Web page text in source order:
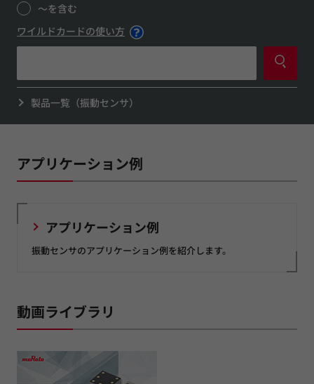
～を含む
ワイルドカードの使い方
製品一覧（振動センサ）
アプリケーション例
アプリケーション例
振動センサのアプリケーション例を紹介します。
動画ライブラリ